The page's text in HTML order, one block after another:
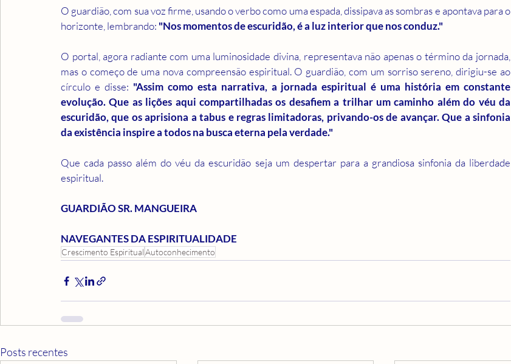
O guardião, com sua voz firme, usando o verbo como uma espada, dissipava as sombras e apontava para o
horizonte, lembrando: "Nos momentos de escuridão, é a luz interior que nos conduz."
O portal, agora radiante com uma luminosidade divina, representava não apenas o término da jornada,
mas o começo de uma nova compreensão espiritual. O guardião, com um sorriso sereno, dirigiu-se ao
círculo e disse: "Assim como esta narrativa, a jornada espiritual é uma história em constante
evolução. Que as lições aqui compartilhadas os desafiem a trilhar um caminho além do véu da
escuridão, que os aprisiona a tabus e regras limitadoras, privando-os de avançar. Que a sinfonia
da existência inspire a todos na busca eterna pela verdade."
Que cada passo além do véu da escuridão seja um despertar para a grandiosa sinfonia da liberdade
espiritual.
GUARDIÃO SR. MANGUEIRA
NAVEGANTES DA ESPIRITUALIDADE
Crescimento EspiritualAutoconhecimento
Posts recentes